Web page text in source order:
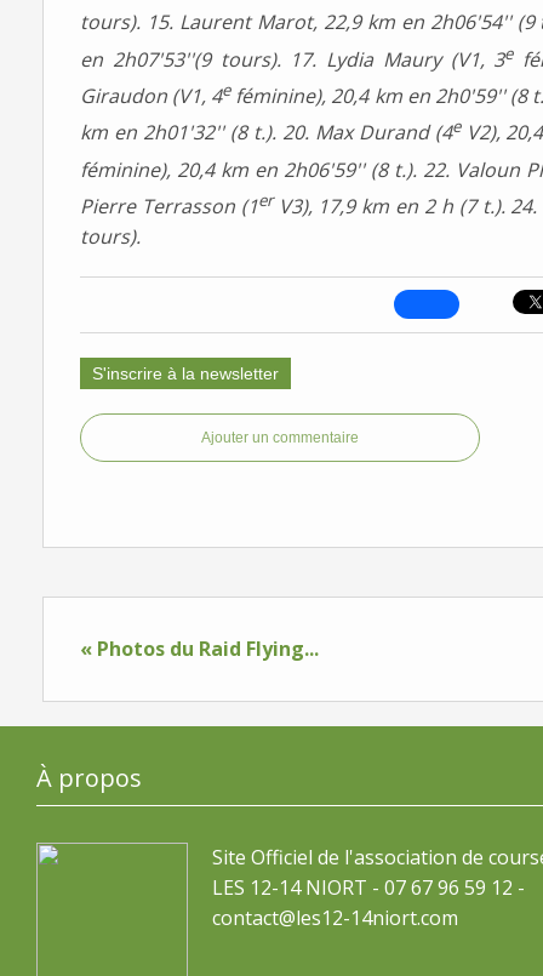
tours). 15. Laurent Marot, 22,9 km en 2h06'54'' (9
en 2h07'53''(9 tours). 17. Lydia Maury (V1, 3e
Giraudon (V1, 4eféminine), 20,4 km en 2h0'59'' (8
km en 2h01'32'' (8 t.). 20. Max Durand (4eV2),
féminine), 20,4 km en 2h06'59'' (8 t.). 22. Valoun
Pierre Terrasson (1erV3), 17,9 km en 2 h (7 t.).
tours).
S'inscrire à la newsletter
Ajouter un commentaire
« Photos du Raid Flying...
À propos
Site Officiel de l'association de
LES 12-14 NIORT - 07 67 96 59 12 -
contact@les12-14niort.com